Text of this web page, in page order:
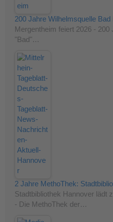
200 Jahre Wilhelmsquelle
Mergentheim feiert 2026 -
"Bad"…
2 Jahre MethoThek:
Stadtbibliothek Hannover lädt
- Die MethoThek der…